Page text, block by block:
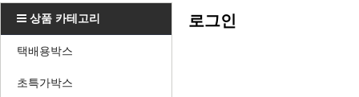
상품 카테고리
택배용박스
초특가박스
로그인